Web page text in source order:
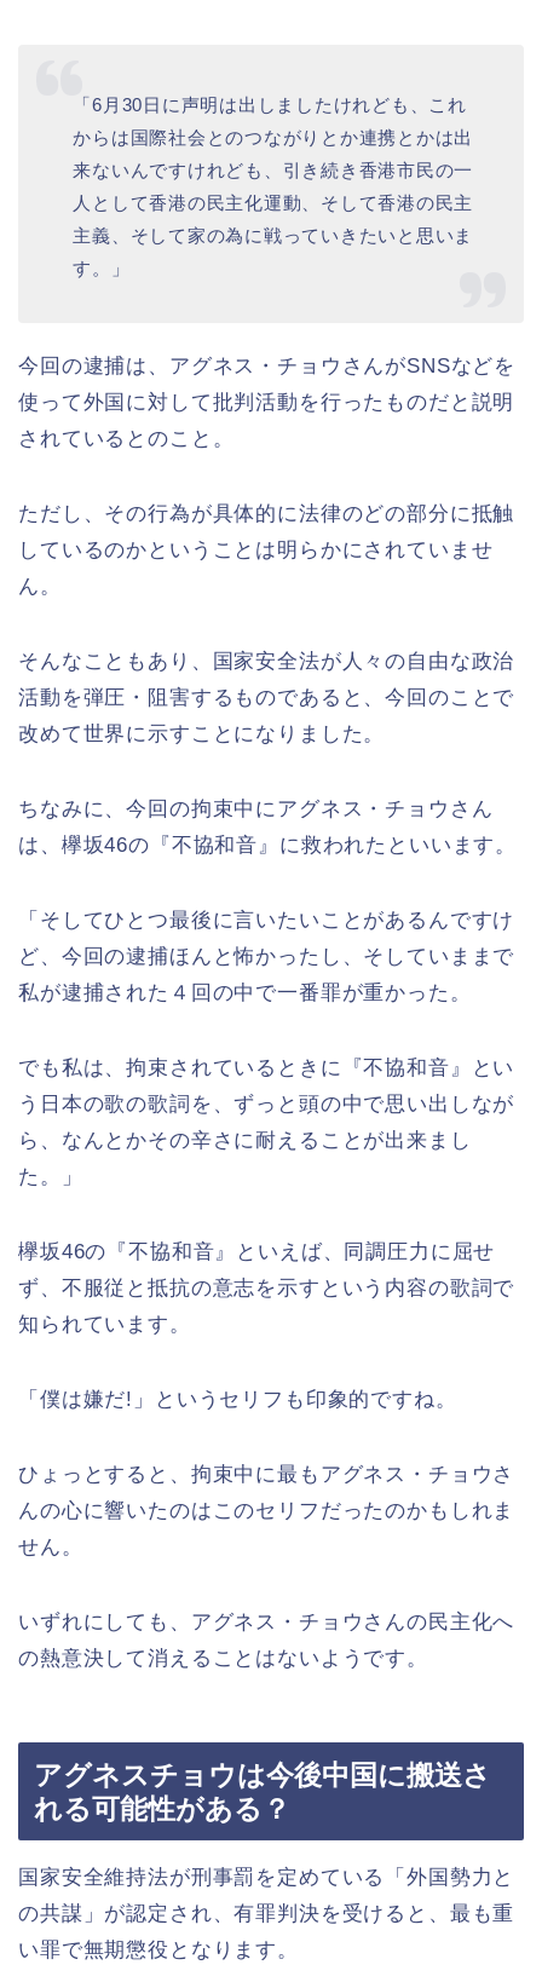
「6月30日に声明は出しましたけれども、これ
からは国際社会とのつながりとか連携とかは出
来ないんですけれども、引き続き香港市民の一
人として香港の民主化運動、そして香港の民主
主義、そして家の為に戦っていきたいと思いま
す。」
今回の逮捕は、アグネス・チョウさんがSNSなどを
使って外国に対して批判活動を行ったものだと説明
されているとのこと。
ただし、その行為が具体的に法律のどの部分に抵触
しているのかということは明らかにされていませ
ん。
そんなこともあり、国家安全法が人々の自由な政治
活動を弾圧・阻害するものであると、今回のことで
改めて世界に示すことになりました。
ちなみに、今回の拘束中にアグネス・チョウさん
は、欅坂46の『不協和音』に救われたといいます。
「そしてひとつ最後に言いたいことがあるんですけ
ど、今回の逮捕ほんと怖かったし、そしていままで
私が逮捕された４回の中で一番罪が重かった。
でも私は、拘束されているときに『不協和音』とい
う日本の歌の歌詞を、ずっと頭の中で思い出しなが
ら、なんとかその辛さに耐えることが出来まし
た。」
欅坂46の『不協和音』といえば、同調圧力に屈せ
ず、不服従と抵抗の意志を示すという内容の歌詞で
知られています。
「僕は嫌だ!」というセリフも印象的ですね。
ひょっとすると、拘束中に最もアグネス・チョウさ
んの心に響いたのはこのセリフだったのかもしれま
せん。
いずれにしても、アグネス・チョウさんの民主化へ
の熱意決して消えることはないようです。
アグネスチョウは今後中国に搬送さ
れる可能性がある？
国家安全維持法が刑事罰を定めている「外国勢力と
の共謀」が認定され、有罪判決を受けると、最も重
い罪で無期懲役となります。